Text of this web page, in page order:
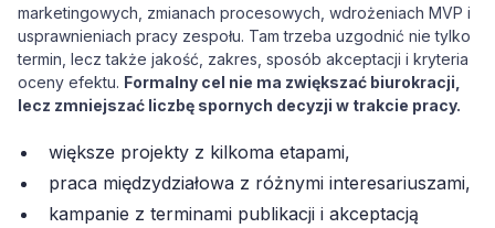
marketingowych, zmianach procesowych, wdrożeniach MVP i
usprawnieniach pracy zespołu. Tam trzeba uzgodnić nie tylko
termin, lecz także jakość, zakres, sposób akceptacji i kryteria
oceny efektu. Formalny cel nie ma zwiększać biurokracji,
lecz zmniejszać liczbę spornych decyzji w trakcie pracy.
większe projekty z kilkoma etapami,
praca międzydziałowa z różnymi interesariuszami,
kampanie z terminami publikacji i akceptacją